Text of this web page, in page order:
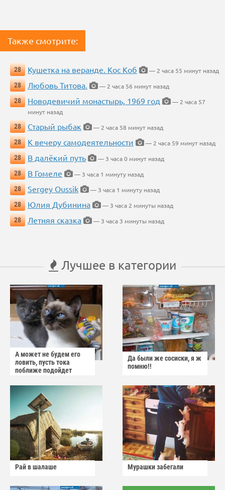
Также смотрите:
28 Кушетка на веранде. Кос Коб
— 2 часа 55 минут назад
28
Любовь Титова.
— 2 часа 56 минут назад
28
Новодевичий монастырь, 1969 год
— 2 часа 57
минут назад
28
Старый рыбак
— 2 часа 58 минут назад
28
К вечеру самодеятельности
— 2 часа 59 минут назад
28
В далёкий путь
— 3 часа 0 минут назад
28
В Гомеле
— 3 часа 1 минуту назад
28
Sergey Oussik
— 3 часа 1 минуту назад
28
Юлия Дубинина
— 3 часа 2 минуты назад
28
Летняя сказка — 3 часа 3 минуты назад
Лучшее в категории
А может не будем его
ловить, пусть тока
поближе подойдет
Да были же сосиски, я ж
помню!!
Рай в шалаше Мурашки забегали